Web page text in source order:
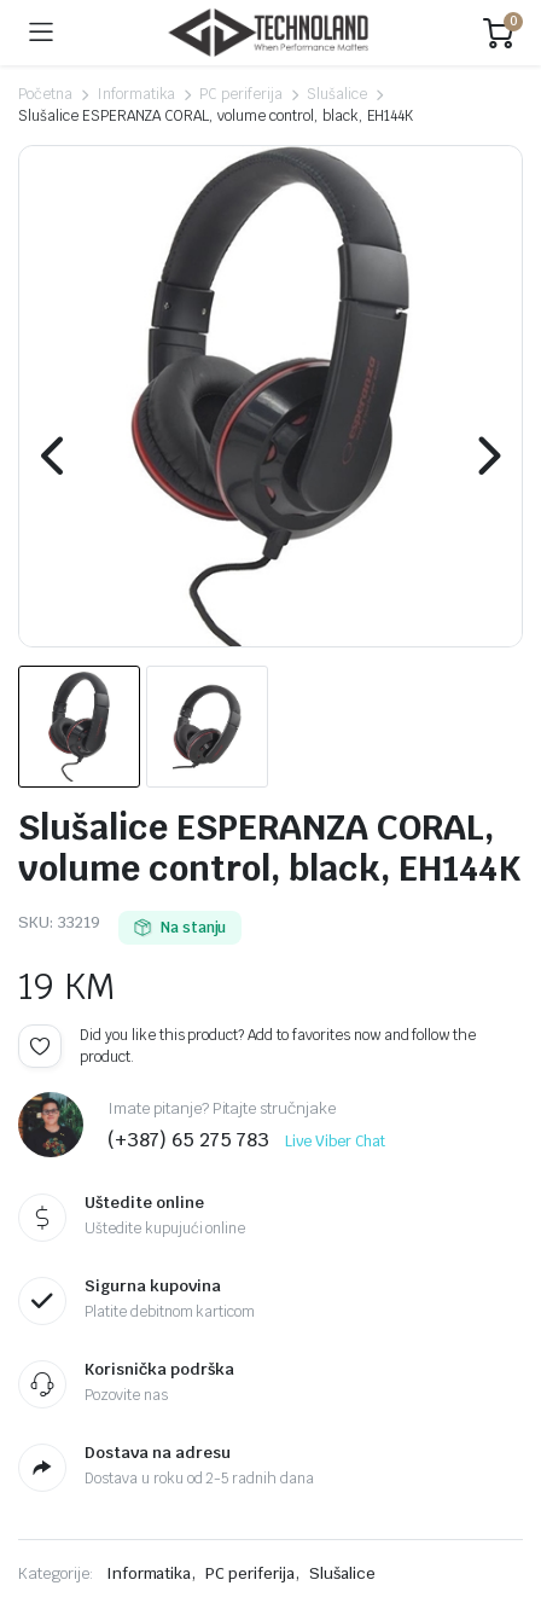
0
Početna Informatika PC periferija
Slušalice
Slušalice ESPERANZA CORAL, volume control, black, EH144K
Slušalice ESPERANZA CORAL,
volume control, black, EH144K
SKU: 33219 Na stanju
19 KM
Did you like this product? Add to favorites now and follow the
product.
Imate pitanje? Pitajte stručnjake
(+387) 65 275 783 Live Viber Chat
Uštedite online
Uštedite kupujući online
Sigurna kupovina
Platite debitnom karticom
Korisnička podrška
Pozovite nas
Dostava na adresu
Dostava u roku od 2-5 radnih dana
Kategorije: Informatika, PC periferija, Slušalice